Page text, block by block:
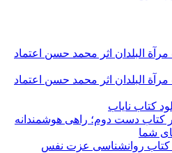
مرآة البلدان اثر محمد حسن اعتماد
مرآة البلدان اثر محمد حسن اعتماد
کتاب نایاب
کتاب دست دوم؛ راهی هوشمندانه
شما
روانشناسی عزت نفس